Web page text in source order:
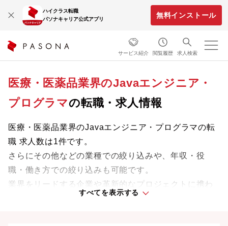
ハイクラス転職
パソナキャリア公式アプリ
無料インストール
サービス紹介 閲覧履歴 求人検索
医療・医薬品業界のJavaエンジニア・
プログラマの転職・求人情報
医療・医薬品業界のJavaエンジニア・プログラマの転
職 求人数は1件です。
さらにその他などの業種での絞り込みや、年収・役
職・働き方での絞り込みも可能です。
業界をリードする企業や革新的なプロジェクトに携わ
り、次のキャリアステージへと踏み出しましょう。
すべてを表示する